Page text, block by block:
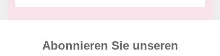
Abonnieren Sie unseren